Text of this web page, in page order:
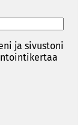
ja sivustoni